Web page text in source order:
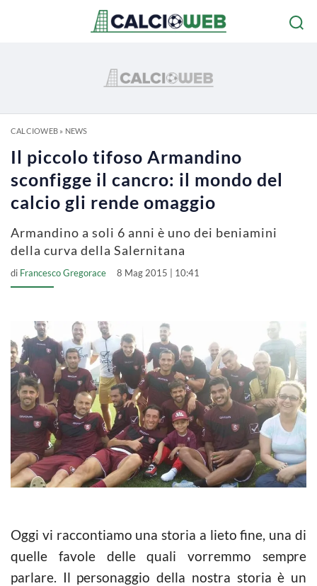
CALCIOWEB» NEWS
Il piccolo tifoso Armandino
sconfigge il cancro: il mondo del
calcio gli rende omaggio
Armandino a soli 6 anni è uno dei beniamini
della curva della Salernitana
di Francesco Gregorace 8 Mag 2015 | 10:41
Oggi vi raccontiamo una storia a lieto fine, una di
quelle favole delle quali vorremmo sempre
parlare. Il personaggio della nostra storia è un